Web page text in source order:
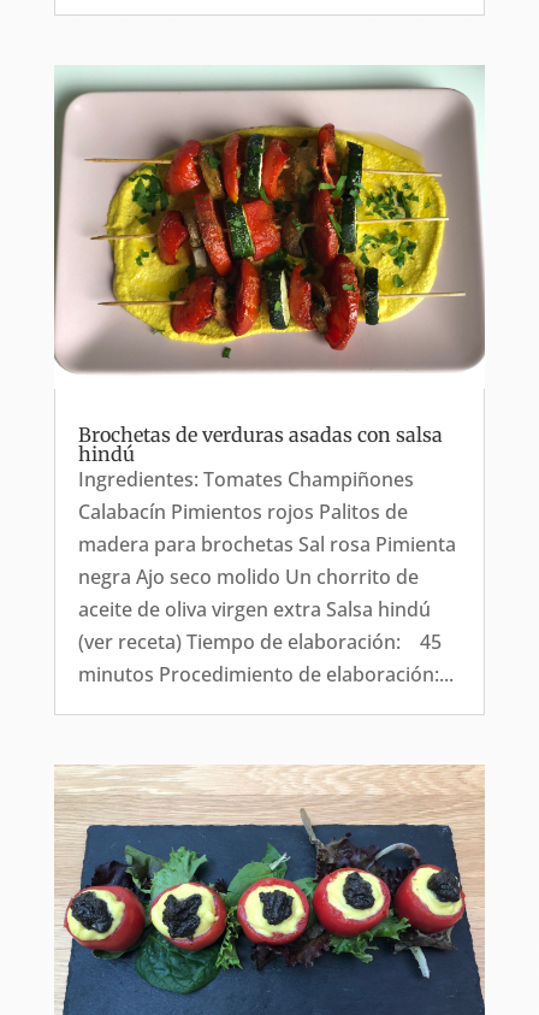
Brochetas de verduras asadas con salsa
hindú
Ingredientes: Tomates Champiñones
Calabacín Pimientos rojos Palitos de
madera para brochetas Sal rosa Pimienta
negra Ajo seco molido Un chorrito de
aceite de oliva virgen extra Salsa hindú
(ver receta) Tiempo de elaboración: 45
minutos Procedimiento de elaboración:...